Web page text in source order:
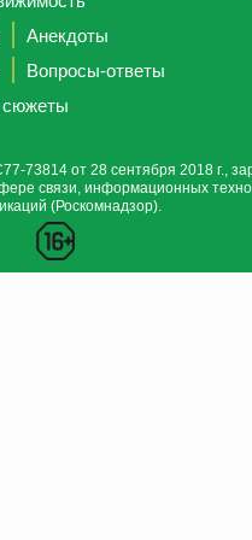
Анекдоты
Вопросы-ответы
сюжеты
73814 от 28 сентября 2018 г.,
связи, информационных
(Роскомнадзор).